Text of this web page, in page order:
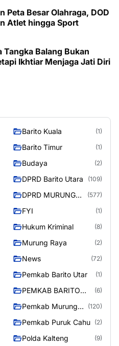
Peta Besar Olahraga, DOD
Atlet hingga Sport
Balang Bukan
Ikhtiar Menjaga Jati Diri
Barito Kuala (1)
Barito Timur (1)
Budaya (2)
DPRD Barito Utara (109)
DPRD MURUNG
(577)
FYI (1)
Hukum Kriminal (8)
Murung Raya (2)
News (72)
Pemkab Barito Utar (1)
PEMKAB BARITO
(6)
Pemkab Murung
(120)
Pemkab Puruk Cahu (2)
Polda Kalteng (9)